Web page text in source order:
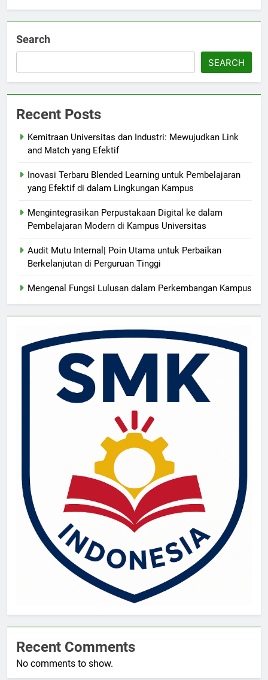
Search
SEARCH
Recent Posts
Kemitraan Universitas dan Industri: Mewujudkan Link
and Match yang Efektif
Inovasi Terbaru Blended Learning untuk Pembelajaran
yang Efektif di dalam Lingkungan Kampus
Mengintegrasikan Perpustakaan Digital ke dalam
Pembelajaran Modern di Kampus Universitas
Audit Mutu Internal| Poin Utama untuk Perbaikan
Berkelanjutan di Perguruan Tinggi
Mengenal Fungsi Lulusan dalam Perkembangan Kampus
Recent Comments
No comments to show.